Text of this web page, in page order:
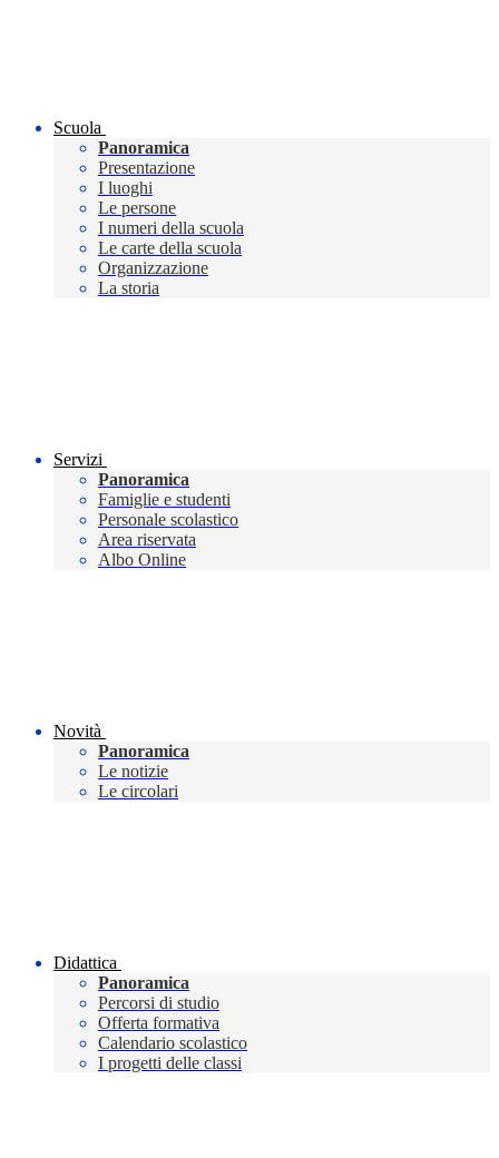
Scuola
Panoramica
Presentazione
I luoghi
Le persone
I numeri della scuola
Le carte della scuola
Organizzazione
La storia
Servizi
Panoramica
Famiglie e studenti
Personale scolastico
Area riservata
Albo Online
Novità
Panoramica
Le notizie
Le circolari
Didattica
Panoramica
Percorsi di studio
Offerta formativa
Calendario scolastico
I progetti delle classi